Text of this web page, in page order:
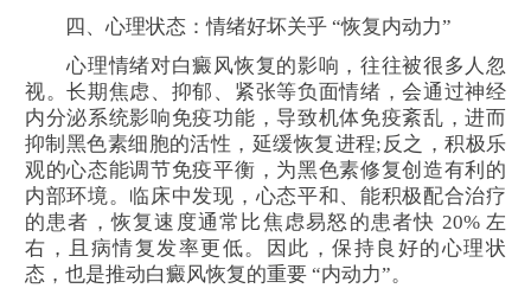
四、心理状态：情绪好坏关乎 “恢复内动力”
心理情绪对白癜风恢复的影响，往往被很多人忽
视。长期焦虑、抑郁、紧张等负面情绪，会通过神经
内分泌系统影响免疫功能，导致机体免疫紊乱，进而
抑制黑色素细胞的活性，延缓恢复进程;反之，积极乐
观的心态能调节免疫平衡，为黑色素修复创造有利的
内部环境。临床中发现，心态平和、能积极配合治疗
的患者，恢复速度通常比焦虑易怒的患者快 20% 左
右，且病情复发率更低。因此，保持良好的心理状
态，也是推动白癜风恢复的重要 “内动力”。